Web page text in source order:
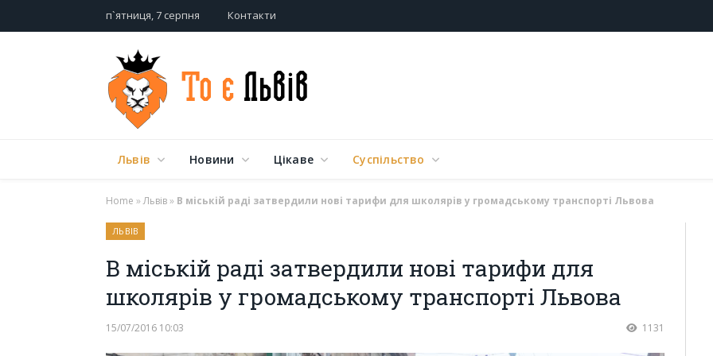
п`ятниця, 7 серпня Контакти
Львів Новини Цікаве Суспільство
Home »Львів» В міській раді затвердили нові тарифи для школярів у громадському транспорті Львова
ЛЬВІВ
В міській раді затвердили нові тарифи для
школярів у громадському транспорті Львова
15/07/2016 10:03 1131